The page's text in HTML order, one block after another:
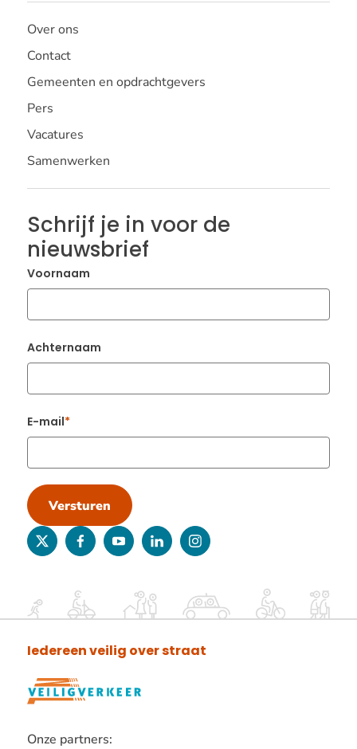
Over ons
Contact
Gemeenten en opdrachtgevers
Pers
Vacatures
Samenwerken
Schrijf je in voor de
nieuwsbrief
Voornaam
Achternaam
E-mail
Versturen
twitterfacebookyoutubelinkedininstagram
Iedereen veilig over straat
Onze partners: